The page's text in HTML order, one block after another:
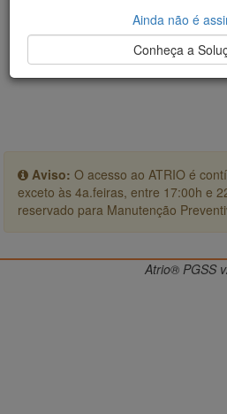
Aviso: O acesso ao ATRIO é
exceto às 4a.feiras, entre 17:00h e
reservado para Manutenção
Ainda não é
Conheça a
Atrio® PGSS